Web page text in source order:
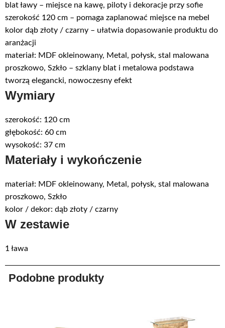
blat ławy – miejsce na kawę, piloty i dekoracje przy sofie
szerokość 120 cm – pomaga zaplanować miejsce na mebel
kolor dąb złoty / czarny – ułatwia dopasowanie produktu do
aranżacji
materiał: MDF okleinowany, Metal, połysk, stal malowana
proszkowo, Szkło – szklany blat i metalowa podstawa
tworzą elegancki, nowoczesny efekt
Wymiary
szerokość: 120 cm
głębokość: 60 cm
wysokość: 37 cm
Materiały i wykończenie
materiał: MDF okleinowany, Metal, połysk, stal malowana
proszkowo, Szkło
kolor / dekor: dąb złoty / czarny
W zestawie
1 ława
Podobne produkty